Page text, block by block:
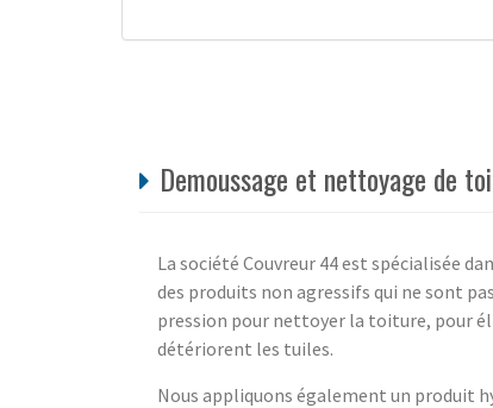
Demoussage et nettoyage de
La société Couvreur 44 est spécialisée
des produits non agressifs qui ne sont
pression pour nettoyer la toiture, pour
détériorent les tuiles.
Nous appliquons également un produit